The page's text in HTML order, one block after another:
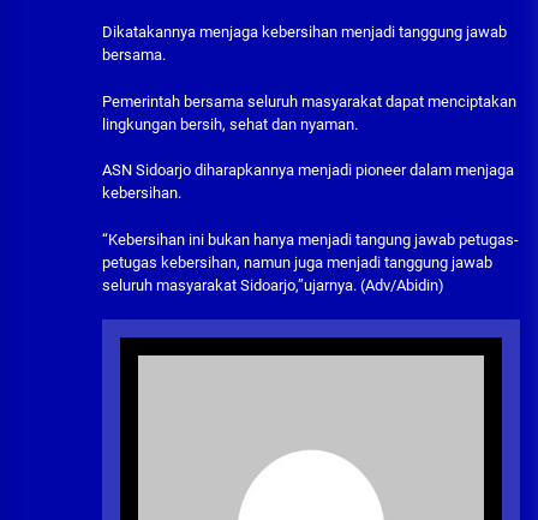
Dikatakannya menjaga kebersihan menjadi tanggung jawab
bersama.
Pemerintah bersama seluruh masyarakat dapat menciptakan
lingkungan bersih, sehat dan nyaman.
ASN Sidoarjo diharapkannya menjadi pioneer dalam menjaga
kebersihan.
“Kebersihan ini bukan hanya menjadi tangung jawab petugas-
petugas kebersihan, namun juga menjadi tanggung jawab
seluruh masyarakat Sidoarjo,”ujarnya. (Adv/Abidin)